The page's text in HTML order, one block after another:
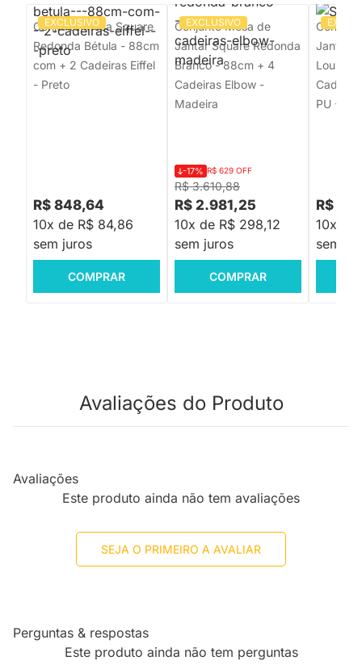
EXCLUSIVO
Conjunto Mesa Square
Redonda Bétula - 88cm
com + 2 Cadeiras Eiffel
- Preto
R$ 848,64
10x de R$ 84,86
sem juros
COMPRAR
EXCLUSIVO
Conjunto Mesa de
Jantar Square Redonda
Branco - 88cm + 4
Cadeiras Elbow -
Madeira
R$ 3.610,88
-17% R$ 629 OFF
R$ 2.981,25
10x de R$ 298,12
sem juros
COMPRAR
Jantar
Louro
PU -
R$
10x de
sem
Avaliações do Produto
Avaliações
Este produto ainda não tem avaliações
SEJA O PRIMEIRO A AVALIAR
Perguntas & respostas
Este produto ainda não tem perguntas